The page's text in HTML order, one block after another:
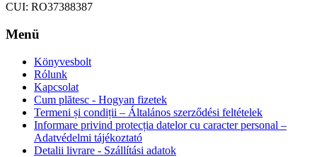
CUI: RO37388387
Menü
Könyvesbolt
Rólunk
Kapcsolat
Cum plătesc - Hogyan fizetek
Termeni și condiții – Általános szerződési feltételek
Informare privind protecția datelor cu caracter personal –
Adatvédelmi tájékoztató
Detalii livrare - Szállítási adatok